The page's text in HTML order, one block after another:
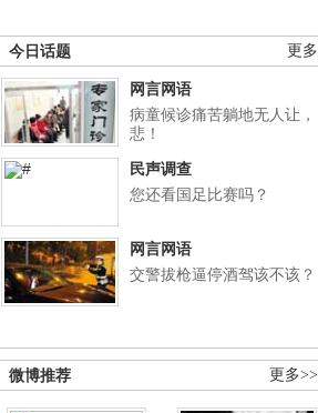
更多
今日话题
网言网语
病童候诊痛苦躺地无人让，
悲！
民声调查
您还看国足比赛吗？
网言网语
交警拔枪逼停酒驾该不该？
更多>>
微博推荐